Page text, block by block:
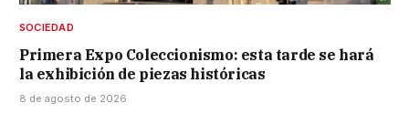
SOCIEDAD
Primera Expo Coleccionismo: esta tarde se hará
la exhibición de piezas históricas
8 de agosto de 2026